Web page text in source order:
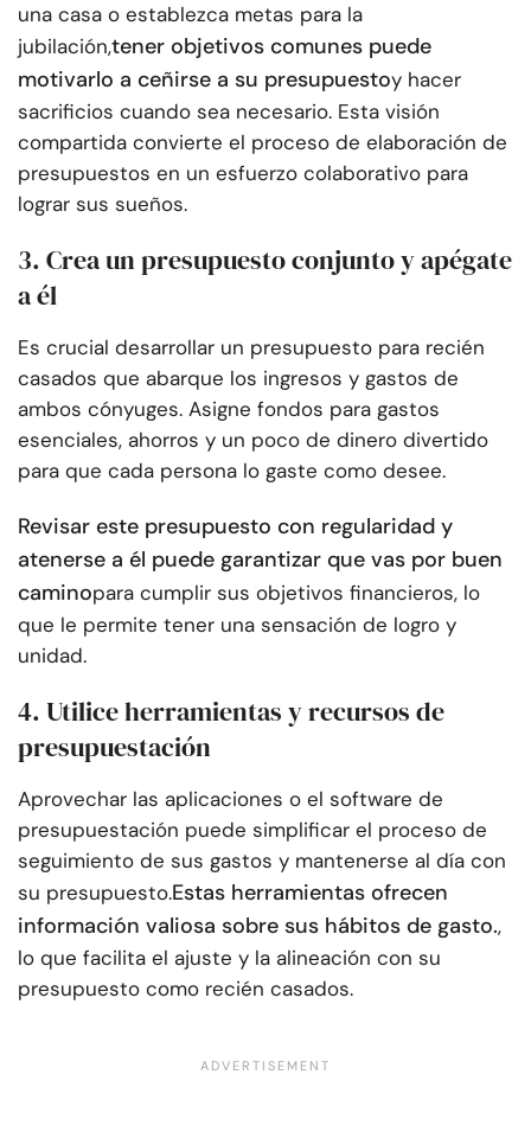
una casa o establezca metas para la
jubilación,tener objetivos comunes puede
motivarlo a ceñirse a su presupuestoy hacer
sacrificios cuando sea necesario. Esta visión
compartida convierte el proceso de elaboración de
presupuestos en un esfuerzo colaborativo para
lograr sus sueños.
3. Crea un presupuesto conjunto y apégate
a él
Es crucial desarrollar un presupuesto para recién
casados que abarque los ingresos y gastos de
ambos cónyuges. Asigne fondos para gastos
esenciales, ahorros y un poco de dinero divertido
para que cada persona lo gaste como desee.
Revisar este presupuesto con regularidad y
atenerse a él puede garantizar que vas por buen
caminopara cumplir sus objetivos financieros, lo
que le permite tener una sensación de logro y
unidad.
4. Utilice herramientas y recursos de
presupuestación
Aprovechar las aplicaciones o el software de
presupuestación puede simplificar el proceso de
seguimiento de sus gastos y mantenerse al día con
su presupuesto.Estas herramientas ofrecen
información valiosa sobre sus hábitos de gasto.,
lo que facilita el ajuste y la alineación con su
presupuesto como recién casados.